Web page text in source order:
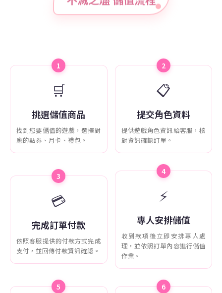
1
🛒
挑選儲值商品
找到您要儲值的遊戲，選擇對
應的點券、月卡、禮包。
2
📋
提交角色資料
提供遊戲角色資訊給客服，核
對資訊確認訂單。
3
💳
完成訂單付款
依照客服提供的付款方式完成
支付，並回傳付款資訊確認。
4
⚡
專人安排儲值
收到款項後立即安排專人處
理，並依照訂單內容進行儲值
作業。
5 6